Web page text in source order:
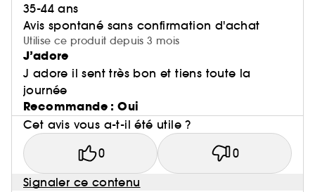
35-44 ans
Avis spontané sans confirmation d'achat
Utilise ce produit depuis 3 mois
J’adore
J adore il sent très bon et tiens toute la
journée
Recommande : Oui
Cet avis vous a-t-il été utile ?
0 0
Signaler ce contenu